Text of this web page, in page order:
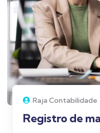
Raja Contabilidade
Registro de